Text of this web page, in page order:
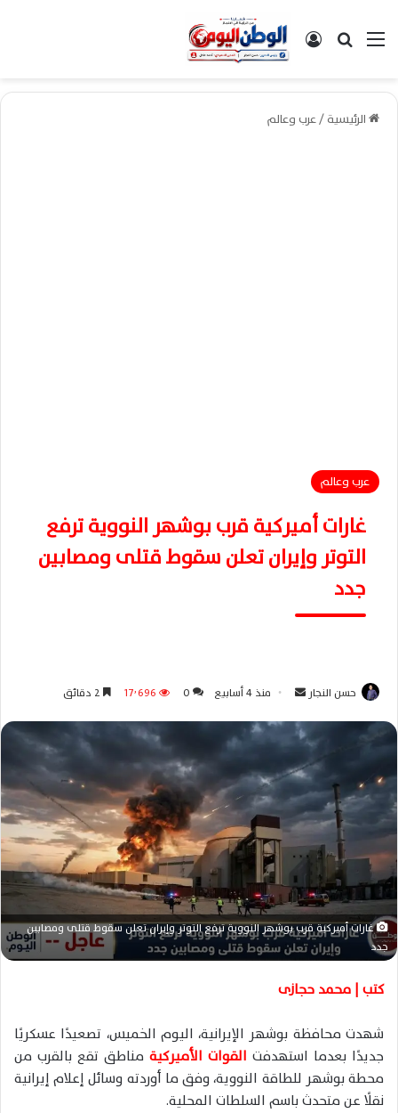
القائمةبحث عن تسجيل الدخول
الرئيسية/عرب وعالم
عرب وعالم
غارات أميركية قرب بوشهر النووية ترفع
التوتر وإيران تعلن سقوط قتلى ومصابين
جدد
حسن النجار
ب
ر
ي
د
إ
ل
ك
ت
و
ي
ا
منذ 4 أسابيع 0 17٬696
غارات أميركية قرب بوشهر النووية ترفع التوتر وإيران تعلن سقوط قتلى ومصابين
جدد
كتب | محمد حجازى
شهدت محافظة بوشهر الإيرانية، اليوم الخميس، تصعيدًا عسكريًا
جديدًا بعدما استهدفت القوات الأميركية مناطق تقع بالقرب من
محطة بوشهر للطاقة النووية، وفق ما أوردته وسائل إعلام إيرانية
نقلًا عن متحدث باسم السلطات المحلية.